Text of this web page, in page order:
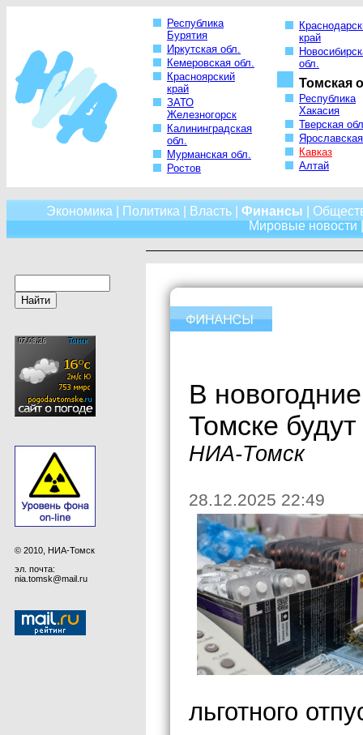
Республика
Бурятия
Иркутская обл.
Кемеровская обл.
Красноярский
край
ЗАТО
Железногорск
Калининградская
обл.
Мурманская обл.
Ростов
край
обл.
Томская
Республика
Хакасия
Тверская
Кавказ
Алтай
Экономика Политика Власть| Финансы
Мировые новости
© 2010, НИА-Томск
эл. почта:
nia.tomsk@mail.ru
В
Томске
НИА-Томск
28.12.2025 22:49
льготного